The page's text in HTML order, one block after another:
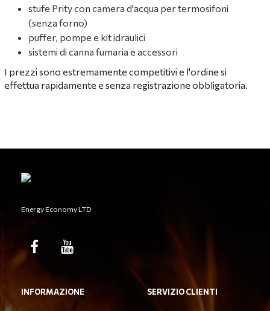
stufe Prity con camera d'acqua per termosifoni
(senza forno)
puffer, pompe e kit idraulici
sistemi di canna fumaria e accessori
I prezzi sono estremamente competitivi e l'ordine si
effettua rapidamente e senza registrazione obbligatoria.
Energy Economy LTD
INFORMAZIONE SERVIZIO CLIENTI